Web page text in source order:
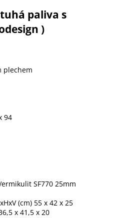
paliva s
)
plechem
94
SF770 25mm
(cm) 55 x 42 x 25
x 41,5 x 20